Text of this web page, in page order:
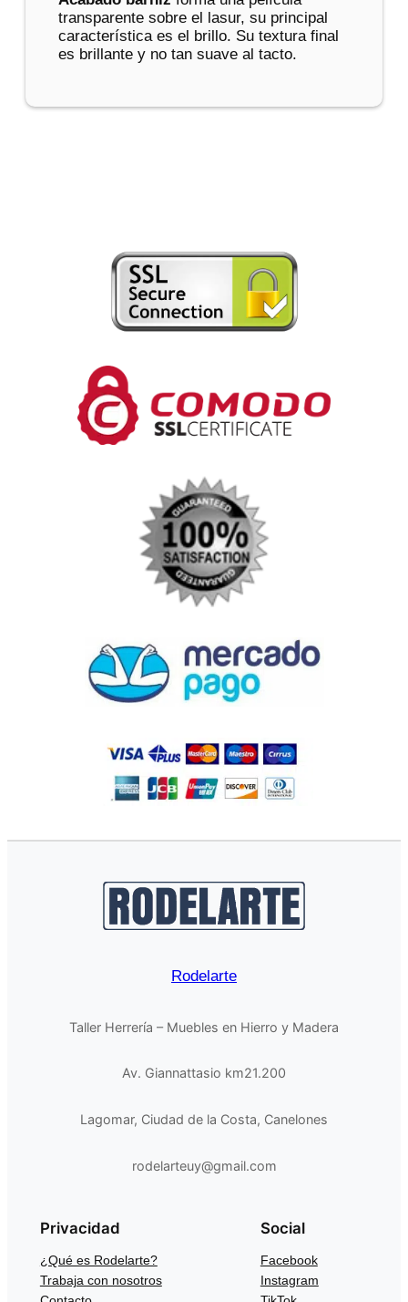
transparente sobre el lasur, su principal
característica es el brillo. Su textura final
es brillante y no tan suave al tacto.
Rodelarte
Taller Herrería – Muebles en Hierro y Madera
Av. Giannattasio km21.200
Lagomar, Ciudad de la Costa, Canelones
rodelarteuy@gmail.com
Privacidad
¿Qué es Rodelarte?
Trabaja con nosotros
Social
Facebook
Instagram